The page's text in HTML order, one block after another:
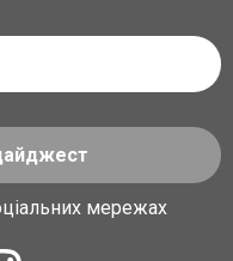
мережах